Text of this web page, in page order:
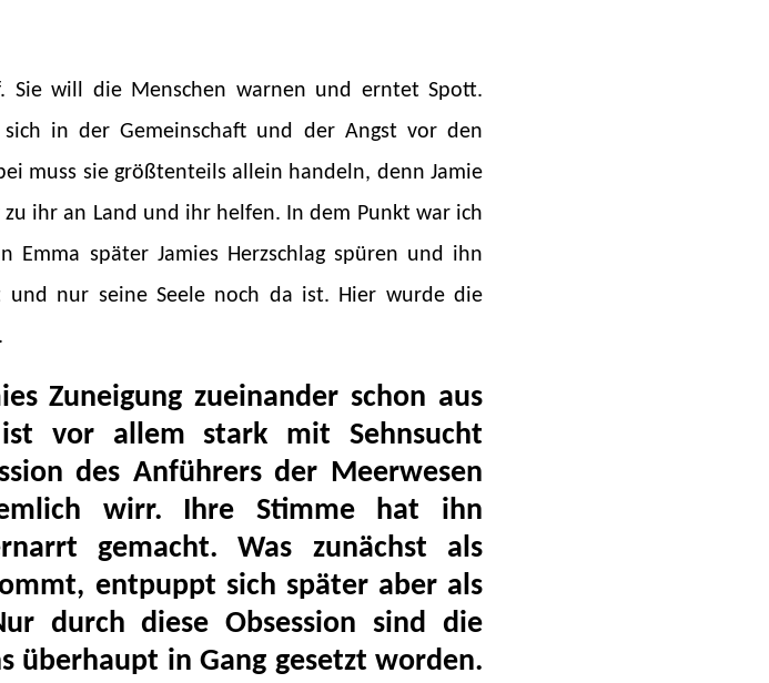
Sie will die Menschen warnen und erntet Spott.
in der Gemeinschaft und der Angst vor den
muss sie größtenteils allein handeln, denn Jamie
ihr an Land und ihr helfen. In dem Punkt war ich
Emma später Jamies Herzschlag spüren und ihn
nur seine Seele noch da ist. Hier wurde die
Zuneigung zueinander schon aus
vor allem stark mit Sehnsucht
des Anführers der Meerwesen
wirr. Ihre Stimme hat ihn
gemacht. Was zunächst als
entpuppt sich später aber als
durch diese Obsession sind die
überhaupt in Gang gesetzt worden.